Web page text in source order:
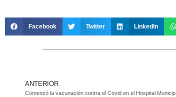
Facebook Twitter LinkedIn
ANTERIOR
Comenzó la vacunación contra el Covid en el Hospital